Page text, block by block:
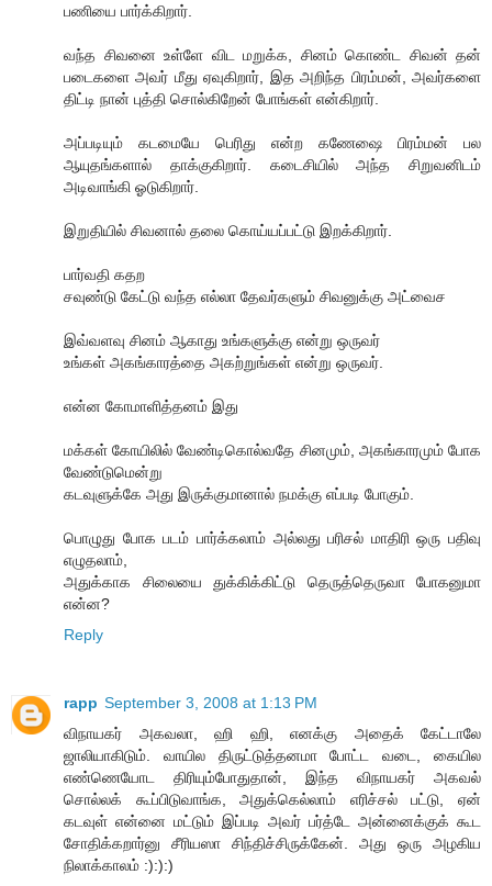
பணியை பார்க்கிறார்.
வந்த சிவனை உள்ளே விட மறுக்க, சினம் கொண்ட சிவன் தன்
படைகளை அவர் மீது ஏவுகிறார், இத அறிந்த பிரம்மன், அவர்களை
திட்டி நான் புத்தி சொல்கிறேன் போங்கள் என்கிறார்.
அப்படியும் கடமையே பெரிது என்ற கணேஷை பிரம்மன் பல
ஆயுதங்களால் தாக்குகிறார். கடைசியில் அந்த சிறுவனிடம்
அடிவாங்கி ஓடுகிறார்.
இறுதியில் சிவனால் தலை கொய்யப்பட்டு இறக்கிறார்.
பார்வதி கதற
சவுண்டு கேட்டு வந்த எல்லா தேவர்களும் சிவனுக்கு அட்வைச
இவ்வளவு சினம் ஆகாது உங்களுக்கு என்று ஒருவர்
உங்கள் அகங்காரத்தை அகற்றுங்கள் என்று ஒருவர்.
என்ன கோமாளித்தனம் இது
மக்கள் கோயிலில் வேண்டிகொல்வதே சினமும், அகங்காரமும் போக
வேண்டுமென்று
கடவுளுக்கே அது இருக்குமானால் நமக்கு எப்படி போகும்.
பொழுது போக படம் பார்க்கலாம் அல்லது பரிசல் மாதிரி ஒரு பதிவு
எழுதலாம்,
அதுக்காக சிலையை துக்கிக்கிட்டு தெருத்தெருவா போகனுமா
என்ன?
Reply
rapp September 3, 2008 at 1:13 PM
விநாயகர் அகவலா, ஹி ஹி, எனக்கு அதைக் கேட்டாலே
ஜாலியாகிடும். வாயில திருட்டுத்தனமா போட்ட வடை, கையில
எண்ணெயோட திரியும்போதுதான், இந்த விநாயகர் அகவல்
சொல்லக் கூப்பிடுவாங்க, அதுக்கெல்லாம் எரிச்சல் பட்டு, ஏன்
கடவுள் என்னை மட்டும் இப்படி அவர் பர்த்டே அன்னைக்குக் கூட
சோதிக்கறார்னு சீரியஸா சிந்திச்சிருக்கேன். அது ஒரு அழகிய
நிலாக்காலம் :):):)